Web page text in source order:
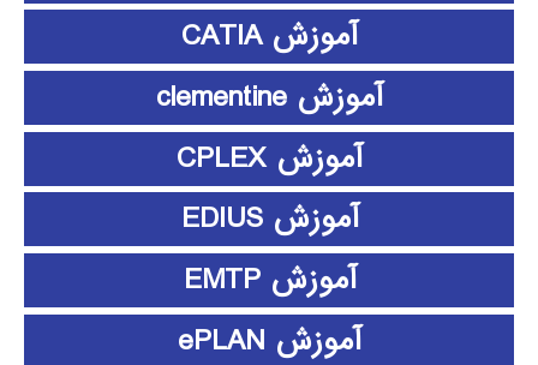
آموزش CATIA
آموزش clementine
آموزش CPLEX
آموزش EDIUS
آموزش EMTP
آموزش ePLAN